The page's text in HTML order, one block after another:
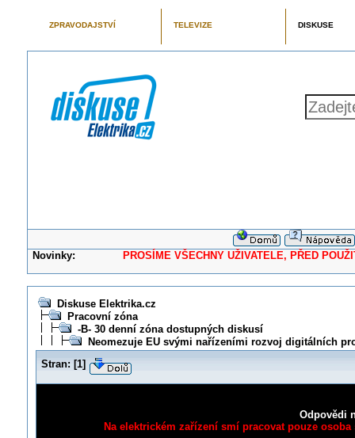
ZPRAVODAJSTVÍ TELEVIZE DISKUSE
Novinky: PROSÍME VŠECHNY UŽIVATELE, PŘED
Diskuse Elektrika.cz
Pracovní zóna
-B- 30 denní zóna dostupných diskusí
Neomezuje EU svými nařízeními rozvoj digitálních
Stran: [1]
Odpovědi
Na elektrickém zařízení smí pracovat pouze